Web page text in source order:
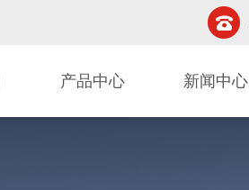
产品中心 新闻中心